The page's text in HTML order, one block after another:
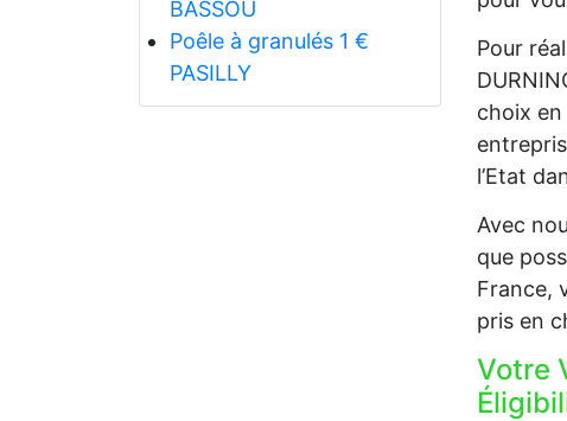
BASSOU
Poêle à granulés 1 €
PASILLY
Pour
choix
l’Etat
Avec
que
France,
pris en
Votre